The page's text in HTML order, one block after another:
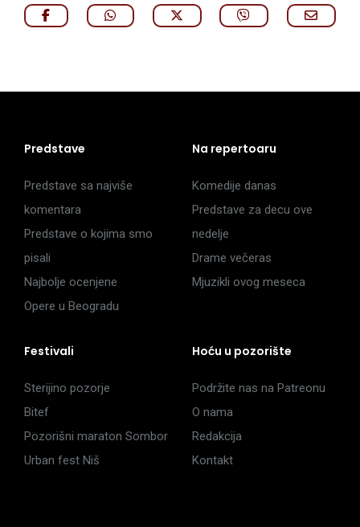
Predstave
Predstave sa najviše
komentara
Predstave o kojima smo
pisali
Najbolje ocenjene
Opere u Beogradu
Na repertoaru
Komedije danas
Predstave za decu ove
nedelje
Drame večeras
Mjuzikli ovog meseca
Festivali
Sterijino pozorje
Bitef
Pozorišni maraton Sombor
Urban fest Niš
Hoću u pozorište
Podržite nas na Patreonu
O nama
Redakcija
Kontakt